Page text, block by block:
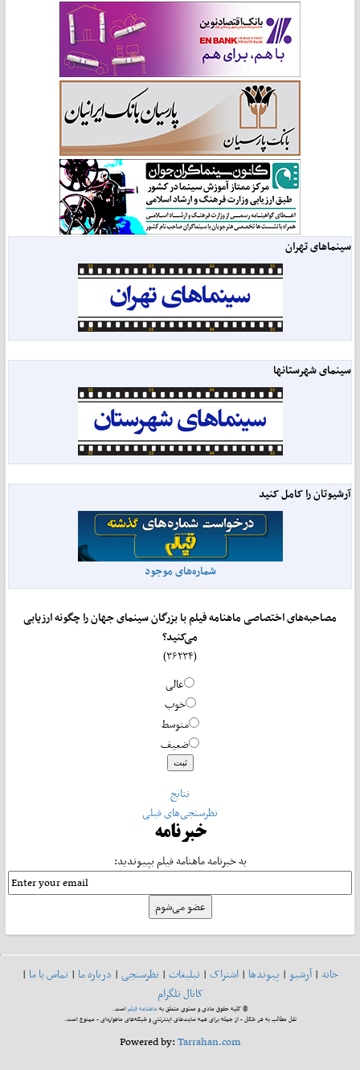
سینماهای تهران
سینمای شهرستانها
آرشیوتان را کامل کنید
شماره‌های موجود
مصاحبه‌های اختصاصی ماهنامه فیلم با بزرگان سینمای جهان را چگونه ارزیابی
می‌کنید؟
عالی
خوب
متوسط
ضعیف
نتایج
نظرسنجی‌های قبلی
خبرنامه
به خبرنامه ماهنامه فیلم بپیوندید:
خانه|آرشیو| پیوندها| اشتراک| تبلیغات| نظرسنجی| درباره ما| تماس با ما|
کانال تلگرام
© کلیه حقوق مادی و معنوی متعلق بهماهنامه فیلماست.
نقل مطالب به هر شکل - از جمله برای همه سایت‌های اینترنتی و شبکه‌های ماهواره‌ای - ممنوع است.
Powered by:Tarrahan.com